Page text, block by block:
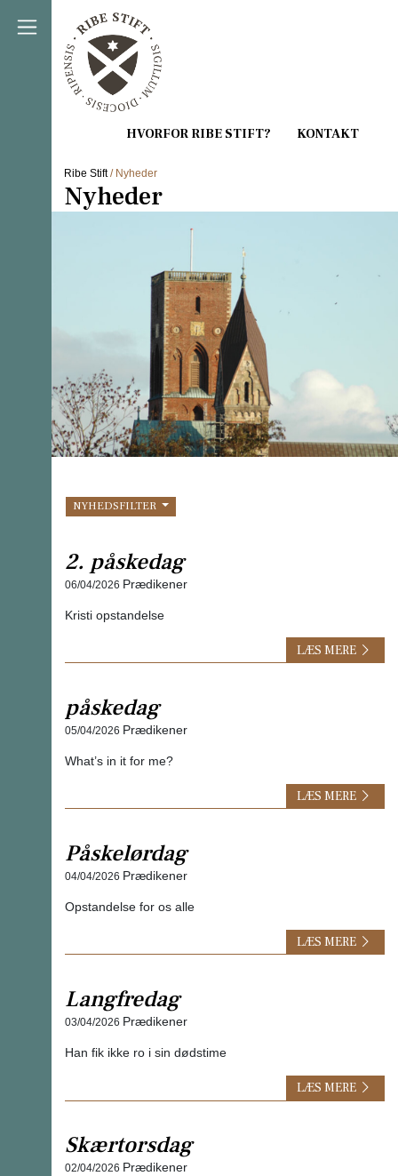
Direkte til indholdet
Ribe Stift/ Nyheder
Nyheder
NYHEDSFILTER
2. påskedag
06/04/2026 Prædikener
Kristi opstandelse
LÆS MERE
påskedag
05/04/2026 Prædikener
What’s in it for me?
LÆS MERE
Påskelørdag
04/04/2026 Prædikener
Opstandelse for os alle
LÆS MERE
Langfredag
03/04/2026 Prædikener
Han fik ikke ro i sin dødstime
LÆS MERE
Skærtorsdag
02/04/2026 Prædikener